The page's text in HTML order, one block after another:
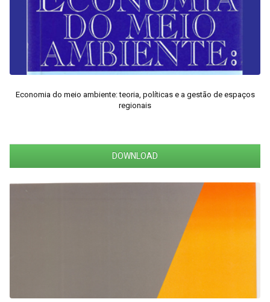
Economia do meio ambiente: teoria, políticas e a gestão de espaços
regionais
DOWNLOAD